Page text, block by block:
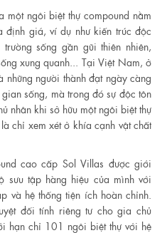
ngôi biệt thự compound nằm
định giá, ví dụ như kiến trúc độc
sống gần gũi thiên nhiên,
xung quanh... Tại Việt Nam, ở
người thành đạt ngày càng
sống, mà trong đó sự độc tôn
nhân khi sở hữu một ngôi biệt thự
chỉ xem xét ở khía cạnh vật chất
cao cấp Sol Villas được giới
sưu tập hàng hiệu của mình với
và hệ thống tiện ích hoàn chỉnh.
đối tính riêng tư cho gia chủ
hạn chỉ 101 ngôi biệt thự với hệ